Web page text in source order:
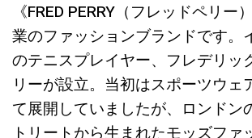
《FRED PERRY（フレッドペリー
業のファッションブランドです。
のテニスプレイヤー、フレデリッ
リーが設立。当初はスポーツウェ
て展開していましたが、ロンドン
トリートから生まれたモッズファ